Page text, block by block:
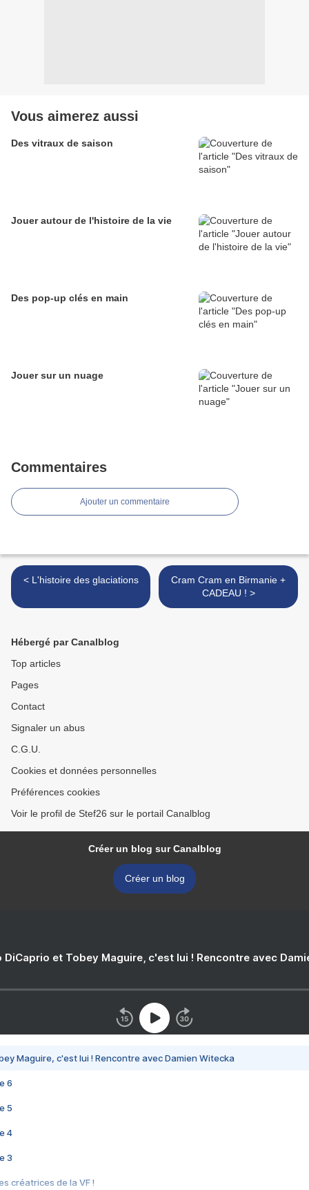
Vous aimerez aussi
Des vitraux de saison
Jouer autour de l'histoire de la vie
Des pop-up clés en main
Jouer sur un nuage
Commentaires
Ajouter un commentaire
< L'histoire des glaciations
Cram Cram en Birmanie +
CADEAU ! >
Hébergé par Canalblog
Top articles
Pages
Contact
Signaler un abus
C.G.U.
Cookies et données personnelles
Préférences cookies
Voir le profil de Stef26 sur le portail Canalblog
Créer un blog sur Canalblog
Créer un blog
DiCaprio et Tobey Maguire, c'est lui ! Rencontre avec
Maguire, c'est lui ! Rencontre avec Damien Witecka
6
5
4
3
créatrices de la VF !